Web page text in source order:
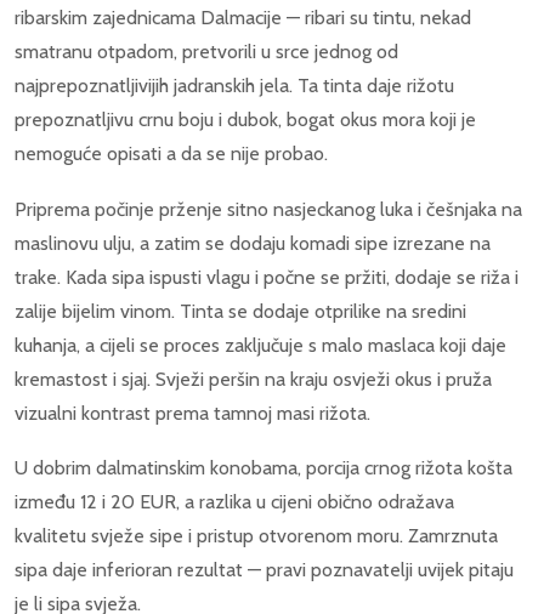
ribarskim zajednicama Dalmacije — ribari su tintu, nekad
smatranu otpadom, pretvorili u srce jednog od
najprepoznatljivijih jadranskih jela. Ta tinta daje rižotu
prepoznatljivu crnu boju i dubok, bogat okus mora koji je
nemoguće opisati a da se nije probao.
Priprema počinje prženje sitno nasjeckanog luka i češnjaka na
maslinovu ulju, a zatim se dodaju komadi sipe izrezane na
trake. Kada sipa ispusti vlagu i počne se pržiti, dodaje se riža i
zalije bijelim vinom. Tinta se dodaje otprilike na sredini
kuhanja, a cijeli se proces zaključuje s malo maslaca koji daje
kremastost i sjaj. Svježi peršin na kraju osvježi okus i pruža
vizualni kontrast prema tamnoj masi rižota.
U dobrim dalmatinskim konobama, porcija crnog rižota košta
između 12 i 20 EUR, a razlika u cijeni obično odražava
kvalitetu svježe sipe i pristup otvorenom moru. Zamrznuta
sipa daje inferioran rezultat — pravi poznavatelji uvijek pitaju
je li sipa svježa.